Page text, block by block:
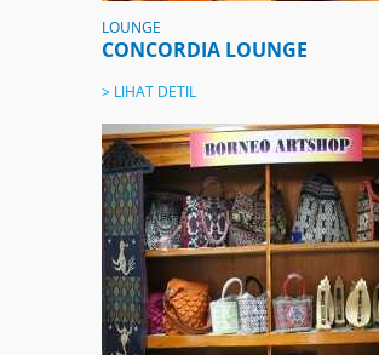
LOUNGE
CONCORDIA LOUNGE
> LIHAT DETIL